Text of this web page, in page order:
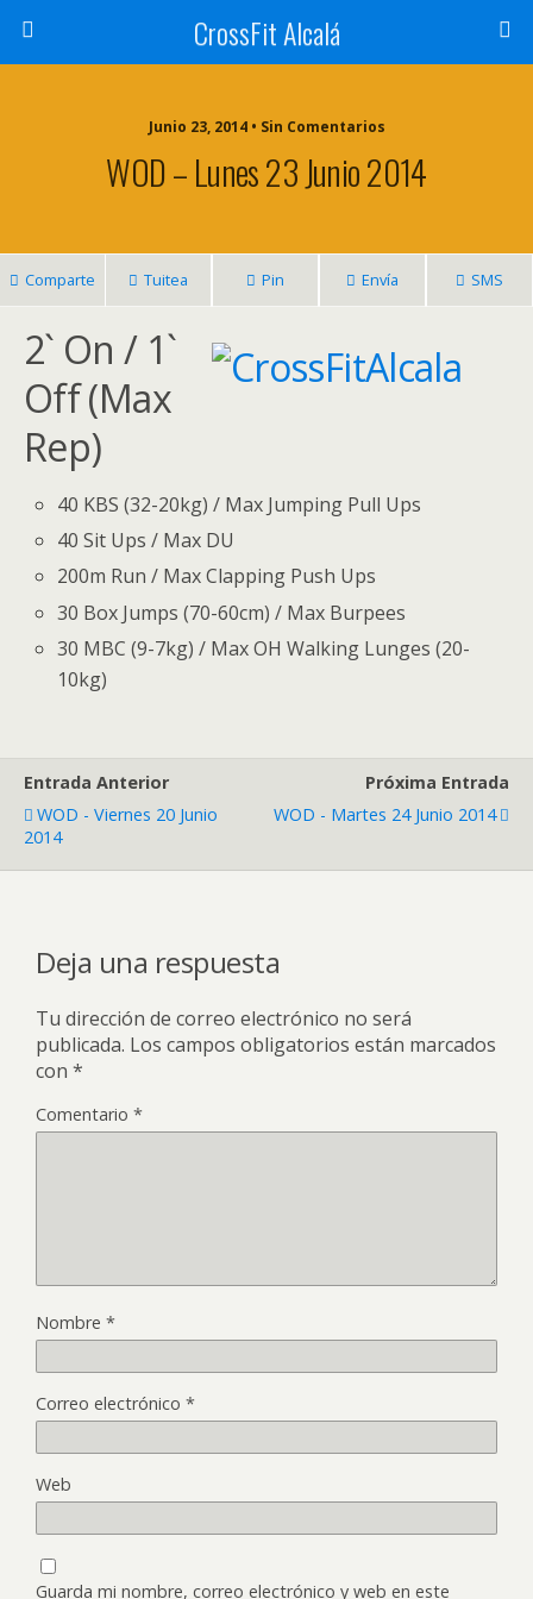
CrossFit Alcalá
Junio 23, 2014 • Sin Comentarios
WOD – Lunes 23 Junio 2014
Comparte Tuitea Pin Envía SMS
2` On / 1`
Off (Max
Rep)
40 KBS (32-20kg) / Max Jumping Pull Ups
40 Sit Ups / Max DU
200m Run / Max Clapping Push Ups
30 Box Jumps (70-60cm) / Max Burpees
30 MBC (9-7kg) / Max OH Walking Lunges (20-
10kg)
Entrada Anterior
WOD - Viernes 20 Junio
2014
Próxima Entrada
WOD - Martes 24 Junio 2014
Deja una respuesta
Tu dirección de correo electrónico no será
publicada. Los campos obligatorios están marcados
con *
Comentario *
Nombre *
Correo electrónico *
Web
Guarda mi nombre, correo electrónico y web en este